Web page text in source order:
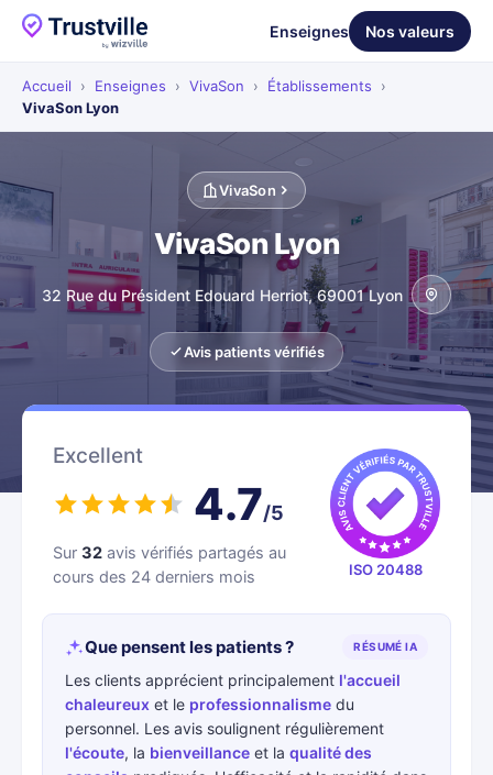
Enseignes Nos valeurs
Accueil › Enseignes › VivaSon › Établissements
›
VivaSon Lyon
VivaSon
VivaSon Lyon
32 Rue du Président Edouard Herriot, 69001 Lyon
Avis patients vérifiés
Excellent
4.7/5
Sur 32 avis vérifiés partagés au
cours des 24 derniers mois
ISO 20488
Que pensent les patients ? RÉSUMÉ IA
Les clients apprécient principalement l'accueil
chaleureux et le professionnalisme du
personnel. Les avis soulignent régulièrement
l'écoute, la bienveillance et la qualité des